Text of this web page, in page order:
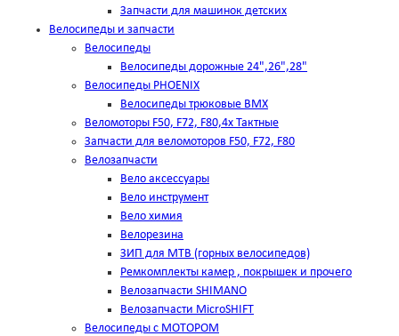
Запчасти для машинок детских
Велосипеды и запчасти
Велосипеды
Велосипеды дорожные 24",26",28"
Велосипеды PHOENIX
Велосипеды трюковые BMX
Веломоторы F50, F72, F80,4х Тактные
Запчасти для веломоторов F50, F72, F80
Велозапчасти
Вело аксессуары
Вело инструмент
Вело химия
Велорезина
ЗИП для MTB (горных велосипедов)
Ремкомплекты камер , покрышек и прочего
Велозапчасти SHIMANO
Велозапчасти MicroSHIFT
Велосипеды с МОТОРОМ